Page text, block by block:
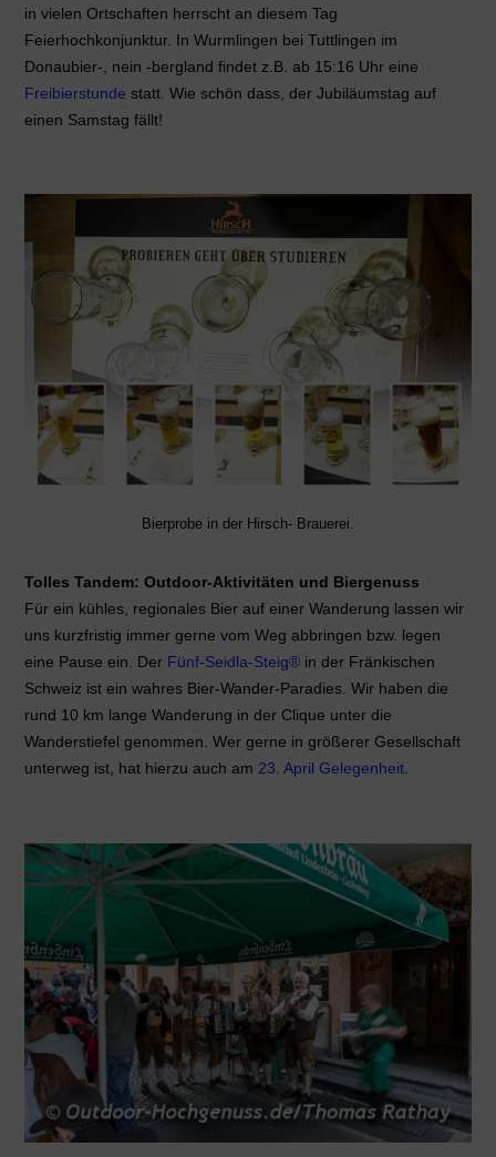
in vielen Ortschaften herrscht an diesem Tag
Feierhochkonjunktur. In Wurmlingen bei Tuttlingen im
Donaubier-, nein -bergland findet z.B. ab 15:16 Uhr eine
Freibierstunde statt. Wie schön dass, der Jubiläumstag auf
einen Samstag fällt!
Bierprobe in der Hirsch- Brauerei.
Tolles Tandem: Outdoor-Aktivitäten und Biergenuss
Für ein kühles, regionales Bier auf einer Wanderung lassen wir
uns kurzfristig immer gerne vom Weg abbringen bzw. legen
eine Pause ein. Der Fünf-Seidla-Steig®in der Fränkischen
Schweiz ist ein wahres Bier-Wander-Paradies. Wir haben die
rund 10 km lange Wanderung in der Clique unter die
Wanderstiefel genommen. Wer gerne in größerer Gesellschaft
unterweg ist, hat hierzu auch am 23. April Gelegenheit.